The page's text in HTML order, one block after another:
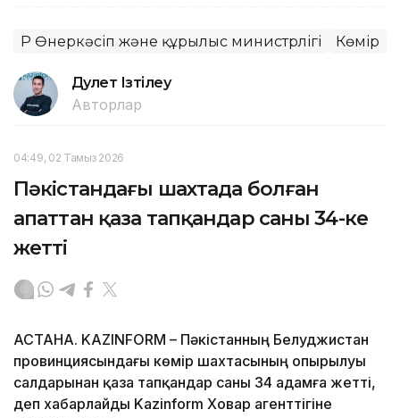
ҚР Өнеркәсіп және құрылыс министрлігі Көмір
Дәулет Ізтілеу
Авторлар
04:49, 02 Тамыз 2026
Пәкістандағы шахтада болған
апаттан қаза тапқандар саны 34-ке
жетті
АСТАНА. KAZINFORM – Пәкістанның Белуджистан
провинциясындағы көмір шахтасының опырылуы
салдарынан қаза тапқандар саны 34 адамға жетті,
деп хабарлайды Kazinform Ховар агенттігіне